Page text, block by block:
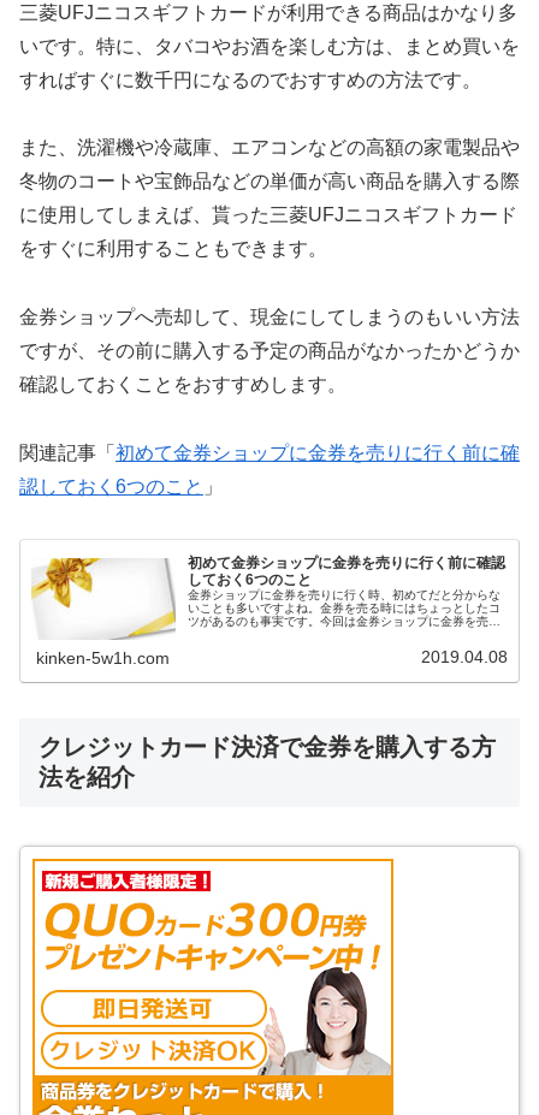
三菱UFJニコスギフトカードが利用できる商品はかなり多
いです。特に、タバコやお酒を楽しむ方は、まとめ買いを
すればすぐに数千円になるのでおすすめの方法です。
また、洗濯機や冷蔵庫、エアコンなどの高額の家電製品や
冬物のコートや宝飾品などの単価が高い商品を購入する際
に使用してしまえば、貰った三菱UFJニコスギフトカード
をすぐに利用することもできます。
金券ショップへ売却して、現金にしてしまうのもいい方法
ですが、その前に購入する予定の商品がなかったかどうか
確認しておくことをおすすめします。
関連記事「 初めて金券ショップに金券を売りに行く前に確
認しておく6つのこと 」
初めて金券ショップに金券を売りに行く前に確認
しておく6つのこと
金券ショップに金券を売りに行く時、初めてだと分からな
いことも多いですよね。金券を売る時にはちょっとしたコ
ツがあるのも事実です。今回は金券ショップに金券を売る
kinken-5w1h.com 2019.04.08
クレジットカード決済で金券を購入する方
法を紹介